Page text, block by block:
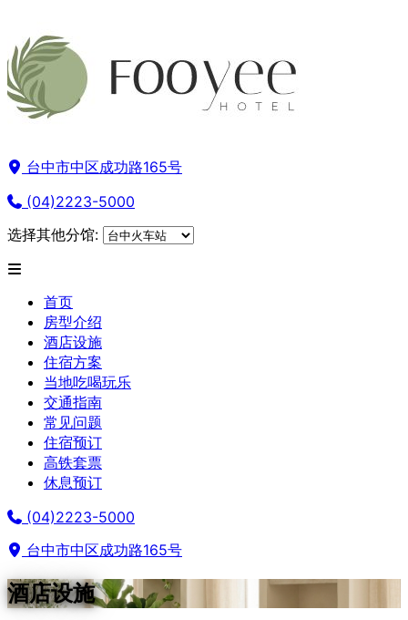
台中市中区成功路165号
(04)2223-5000
选择其他分馆:
首页
房型介绍
酒店设施
住宿方案
当地吃喝玩乐
交通指南
常见问题
住宿预订
高铁套票
休息预订
(04)2223-5000
台中市中区成功路165号
酒店设施